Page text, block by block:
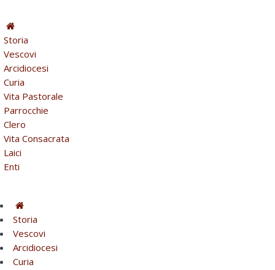
Storia
Vescovi
Arcidiocesi
Curia
Vita Pastorale
Parrocchie
Clero
Vita Consacrata
Laici
Enti
Storia
Vescovi
Arcidiocesi
Curia